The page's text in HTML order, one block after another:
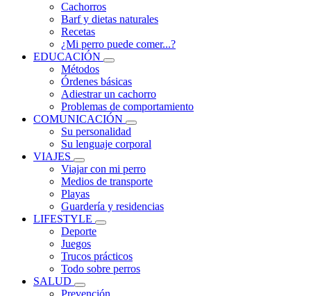
Cachorros
Barf y dietas naturales
Recetas
¿Mi perro puede comer...?
EDUCACIÓN
Métodos
Órdenes básicas
Adiestrar un cachorro
Problemas de comportamiento
COMUNICACIÓN
Su personalidad
Su lenguaje corporal
VIAJES
Viajar con mi perro
Medios de transporte
Playas
Guardería y residencias
LIFESTYLE
Deporte
Juegos
Trucos prácticos
Todo sobre perros
SALUD
Prevención